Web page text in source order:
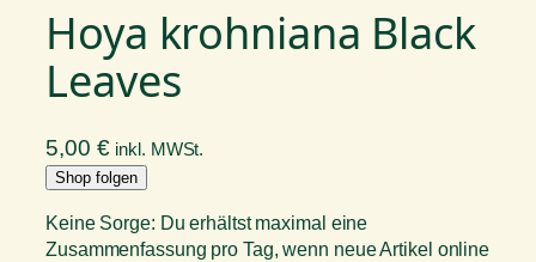
Hoya krohniana Black
Leaves
5,00 € inkl. MWSt.
Shop folgen
Keine Sorge: Du erhältst maximal eine
Zusammenfassung pro Tag, wenn neue Artikel online